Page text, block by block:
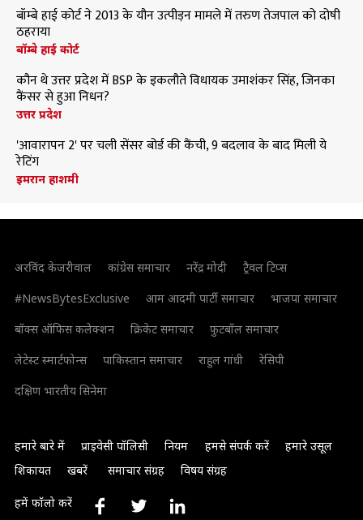
बॉम्बे हाई कोर्ट ने 2013 के यौन उत्पीड़न मामले में तरुण तेजपाल को दोषी
ठहराया
बॉम्बे हाई कोर्ट
कौन थे उत्तर प्रदेश में BSP के इकलौते विधायक उमाशंकर सिंह, जिनका
कैंसर से हुआ निधन?
उत्तर प्रदेश
'आवारापन 2' पर चली सेंसर बोर्ड की कैंची, 9 बदलाव के बाद मिली ये
रेटिंग
इमरान हाशमी
अरविंद केजरीवाल कांग्रेस समाचार नरेंद्र मोदी
ट्रैवल टिप्स
#NewsBytesExclusive
आम आदमी पार्टी समाचार
भाजपा समाचार
बॉक्स ऑफिस कलेक्शन
क्रिकेट समाचार
फुटबॉल समाचार
लेटेस्ट स्मार्टफोन्स
पाकिस्तान समाचार राहुल गांधी
रेसिपी
दक्षिण भारतीय सिनेमा
हमारे बारे में प्राइवेसी पॉलिसी नियम हमसे संपर्क करें
हमारे उसूल
शिकायत
खबरें समाचार संग्रह विषय संग्रह
हमें फॉलो करें